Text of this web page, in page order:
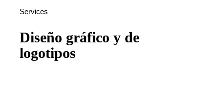
Services
Diseño gráfico y de
logotipos